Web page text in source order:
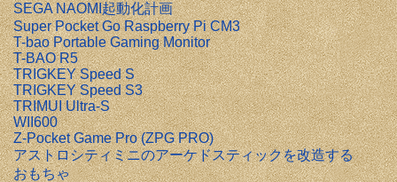
SEGA NAOMI起動化計画
Super Pocket Go Raspberry Pi CM3
T-bao Portable Gaming Monitor
T-BAO R5
TRIGKEY Speed S
TRIGKEY Speed S3
TRIMUI Ultra-S
WII600
Z-Pocket Game Pro (ZPG PRO)
アストロシティミニのアーケドスティックを改造する
おもちゃ